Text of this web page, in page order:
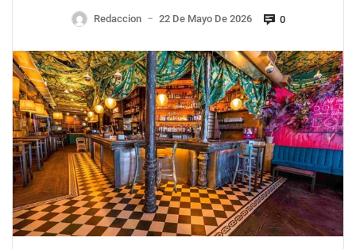
Redaccion — 22 De Mayo De 2026 0